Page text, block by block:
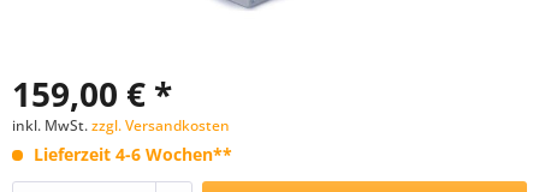
159,00 € *
inkl. MwSt.zzgl. Versandkosten
Lieferzeit 4-6 Wochen**